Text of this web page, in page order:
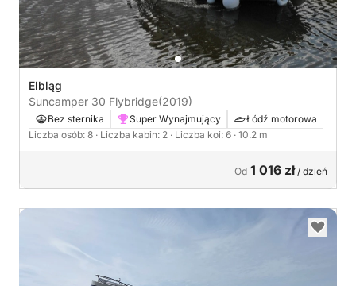
Elbląg
Suncamper 30 Flybridge(2019)
Bez sternika Super Wynajmujący
Łódź motorowa
Liczba osób: 8 · Liczba kabin: 2 · Liczba koi: 6 · 10.2 m
Od 1 016 zł/ dzień